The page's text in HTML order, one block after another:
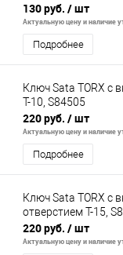
130 руб. / шт
Актуальную цену и наличие
Подробнее
Ключ Sata TORX с
Т-10, S84505
220 руб. / шт
Актуальную цену и наличие
Подробнее
Ключ Sata TORX с
отверстием Т-15,
220 руб. / шт
Актуальную цену и наличие